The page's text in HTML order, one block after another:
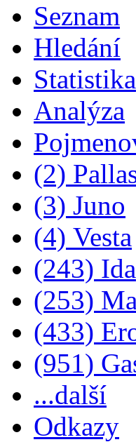
Seznam
Hledání
Statistika
Analýza
(2)
(3) Juno
(4) Vesta
(243) Ida
(253)
(433)
(951)
...další
Odkazy